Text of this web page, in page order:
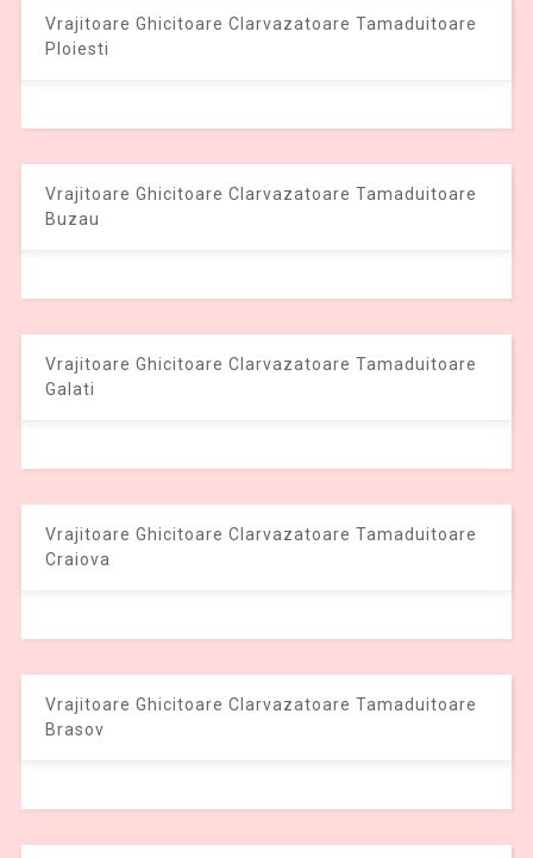
Vrajitoare Ghicitoare Clarvazatoare Tamaduitoare
Ploiesti
Vrajitoare Ghicitoare Clarvazatoare Tamaduitoare
Buzau
Vrajitoare Ghicitoare Clarvazatoare Tamaduitoare
Galati
Vrajitoare Ghicitoare Clarvazatoare Tamaduitoare
Craiova
Vrajitoare Ghicitoare Clarvazatoare Tamaduitoare
Brasov